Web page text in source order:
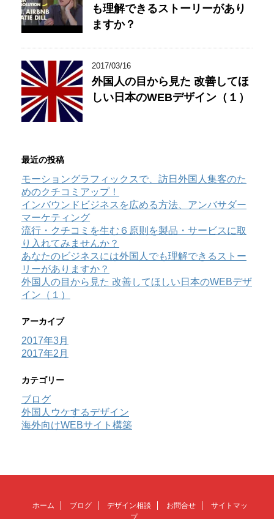
も理解できるストーリーがあり
ますか？
2017/03/16
外国人の目から見た 改善してほ
しい日本のWEBデザイン（１）
最近の投稿
モーショングラフィックスで、訪日外国人集客のた
めのクチコミアップ！
インバウンドビジネスを広める方法、アンバサダー
マーケティング
流行・クチコミを生む６原則を製品・サービスに取
り入れてみませんか？
あなたのビジネスには外国人でも理解できるストー
リーがありますか？
外国人の目から見た 改善してほしい日本のWEBデザ
イン（１）
アーカイブ
2017年3月
2017年2月
カテゴリー
ブログ
外国人ウケするデザイン
海外向けWEBサイト構築
ホーム ブログ デザイン相談 お問合せ
サイトマッ